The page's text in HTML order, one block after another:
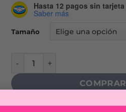
Hasta 12 pagos sin tarjeta
Saber más
Tamaño
COMPRAR